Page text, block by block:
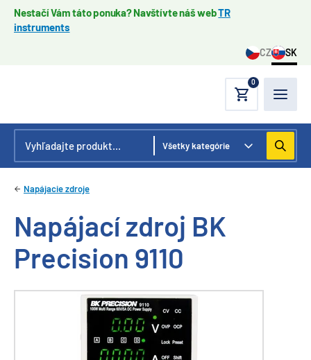
Nestačí Vám táto ponuka? Navštívte náš webTR
instruments
CZ SK
0
Napájacie zdroje
Napájací zdroj BK
Precision 9110